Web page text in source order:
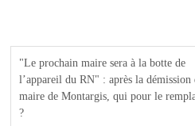
"Le prochain maire sera à la botte de
l’appareil du RN" : après la démission
maire de Montargis, qui pour le
?